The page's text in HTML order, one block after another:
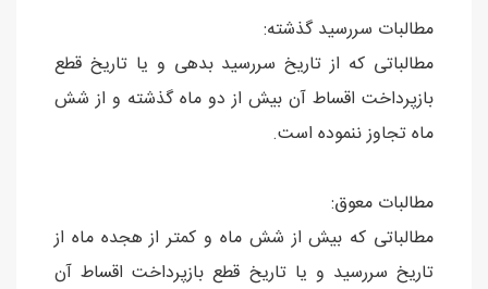
مطالبات سررسید گذشته:
مطالباتی که از تاریخ سررسید بدهی و یا تاریخ قطع
بازپرداخت اقساط آن بیش از دو ماه گذشته و از شش
ماه تجاوز ننموده است.
مطالبات معوق:
مطالباتی که بیش از شش ماه و کمتر از هجده ماه از
تاریخ سررسید و یا تاریخ قطع بازپرداخت اقساط آن